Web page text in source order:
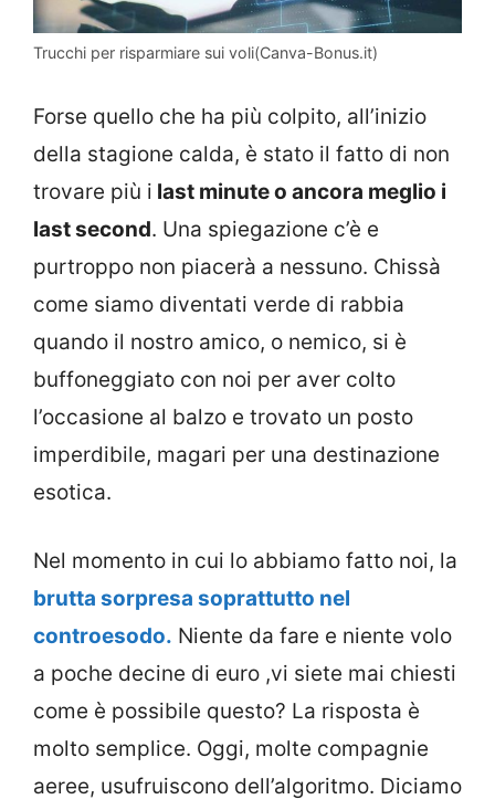
Trucchi per risparmiare sui voli(Canva-Bonus.it)
Forse quello che ha più colpito, all’inizio
della stagione calda, è stato il fatto di non
trovare più i last minute o ancora meglio i
last second. Una spiegazione c’è e
purtroppo non piacerà a nessuno. Chissà
come siamo diventati verde di rabbia
quando il nostro amico, o nemico, si è
buffoneggiato con noi per aver colto
l’occasione al balzo e trovato un posto
imperdibile, magari per una destinazione
esotica.
Nel momento in cui lo abbiamo fatto noi, la
brutta sorpresa soprattutto nel
controesodo. Niente da fare e niente volo
a poche decine di euro ,vi siete mai chiesti
come è possibile questo? La risposta è
molto semplice. Oggi, molte compagnie
aeree, usufruiscono dell’algoritmo. Diciamo